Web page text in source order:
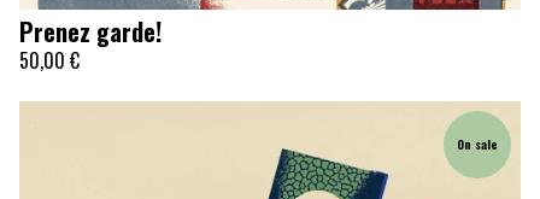
Prenez garde!
50,00 €
On sale